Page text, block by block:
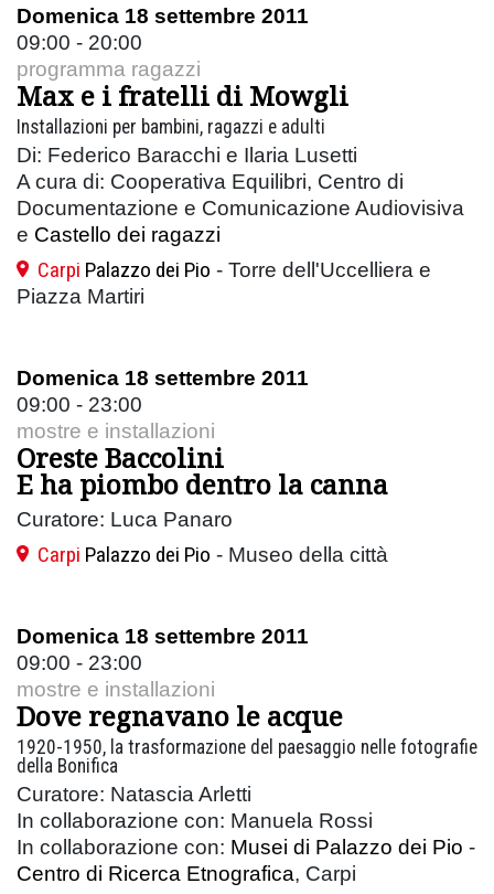
Domenica 18 settembre 2011
09:00 - 20:00
programma ragazzi
Max e i fratelli di Mowgli
Installazioni per bambini, ragazzi e adulti
Di: Federico Baracchi e Ilaria Lusetti
A cura di: Cooperativa Equilibri, Centro di
Documentazione e Comunicazione Audiovisiva
e Castello dei ragazzi
Carpi Palazzo dei Pio - Torre dell'Uccelliera e
Piazza Martiri
Domenica 18 settembre 2011
09:00 - 23:00
mostre e installazioni
Oreste Baccolini
E ha piombo dentro la canna
Curatore: Luca Panaro
Carpi Palazzo dei Pio - Museo della città
Domenica 18 settembre 2011
09:00 - 23:00
mostre e installazioni
Dove regnavano le acque
1920-1950, la trasformazione del paesaggio nelle fotografie
della Bonifica
Curatore: Natascia Arletti
In collaborazione con: Manuela Rossi
In collaborazione con: Musei di Palazzo dei Pio -
Centro di Ricerca Etnografica, Carpi